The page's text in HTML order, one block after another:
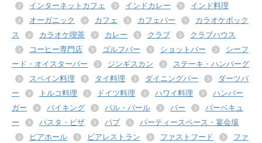
インターネットカフェ
インドカレー
インド料理
オーガニック
カフェ カフェバー
カラオケボック
ス
カラオケ喫茶 カレー クラブ
クラブハウス
コーヒー専門店
ゴルフバー ショットバー
シーフ
ード・オイスターバー
ジンギスカン
ステーキ・ハンバーグ
スペイン料理
タイ料理 ダイニングバー
ダーツバ
ー
トルコ料理 ドイツ料理 ハワイ料理
ハンバー
ガー
バイキング バル・バール バー
バーベキュ
ー
パスタ・ピザ パブ
パーティースペース・宴会場
ビアホール
ビアレストラン ファストフード
ファ